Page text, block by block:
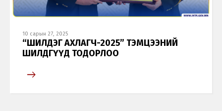
10 сарын 27, 2025
“ШИЛДЭГ АХЛАГЧ-2025” ТЭМЦЭЭНИЙ
ШИЛДГҮҮД ТОДОРЛОО